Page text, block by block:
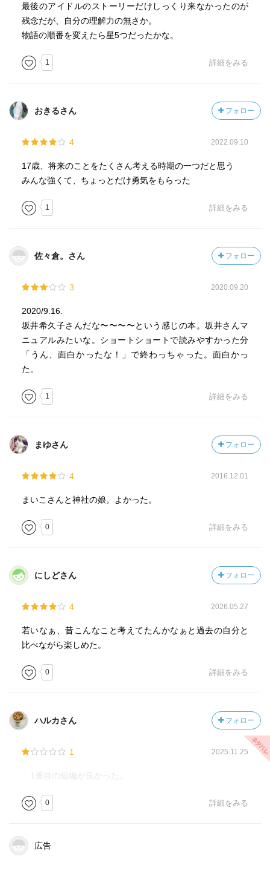
最後のアイドルのストーリーだけしっくり来なかったのが
残念だが、自分の理解力の無さか。
物語の順番を変えたら星5つだったかな。
1 詳細をみる
おきるさん フォロー
4 2022.09.10
17歳、将来のことをたくさん考える時期の一つだと思う
みんな強くて、ちょっとだけ勇気をもらった
1 詳細をみる
佐々倉。さん フォロー
3 2020.09.20
2020/9.16.
坂井希久子さんだな〜〜〜〜という感じの本。坂井さんマ
ニュアルみたいな。ショートショートで読みやすかった分
「うん、面白かったな！」で終わっちゃった。面白かっ
た。
1 詳細をみる
まゆさん フォロー
4 2016.12.01
まいこさんと神社の娘。よかった。
0 詳細をみる
にしどさん フォロー
4 2026.05.27
若いなぁ、昔こんなこと考えてたんかなぁと過去の自分と
比べながら楽しめた。
0 詳細をみる
ハルカさん フォロー
1 2025.11.25
1番目の短編が良かった。
0 詳細をみる
広告